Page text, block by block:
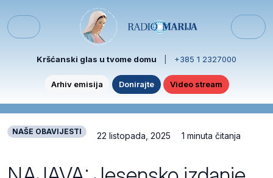
Menu
Kršćanski glas u tvome domu +385 1 2327000
Arhiv emisija Donirajte Video stream
NAŠE OBAVIJESTI 22 listopada, 2025 1 minuta čitanja